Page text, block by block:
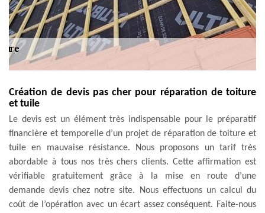
Création de devis pas cher pour réparation de toiture
et tuile
Le devis est un élément très indispensable pour le préparatif
financière et temporelle d’un projet de réparation de toiture et
tuile en mauvaise résistance. Nous proposons un tarif très
abordable à tous nos très chers clients. Cette affirmation est
vérifiable gratuitement grâce à la mise en route d’une
demande devis chez notre site. Nous effectuons un calcul du
coût de l’opération avec un écart assez conséquent. Faite-nous